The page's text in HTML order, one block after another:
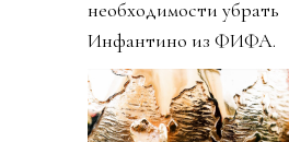
необходимости убрать
Инфантино из ФИФА.